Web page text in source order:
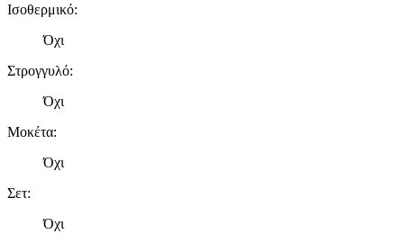
Ισοθερμικό:
Όχι
Στρογγυλό:
Όχι
Μοκέτα:
Όχι
Σετ:
Όχι